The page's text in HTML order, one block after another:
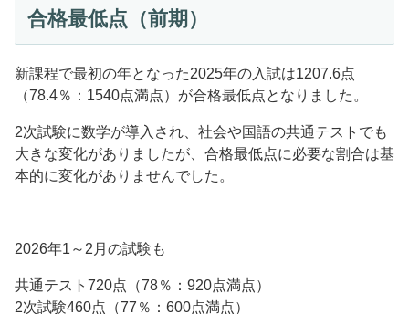
合格最低点（前期）
新課程で最初の年となった2025年の入試は1207.6点
（78.4％：1540点満点）が合格最低点となりました。
2次試験に数学が導入され、社会や国語の共通テストでも
大きな変化がありましたが、合格最低点に必要な割合は基
本的に変化がありませんでした。
2026年1～2月の試験も
共通テスト720点（78％：920点満点）
2次試験460点（77％：600点満点）